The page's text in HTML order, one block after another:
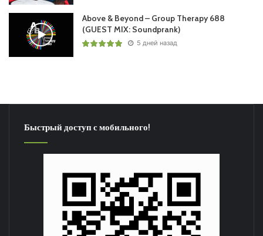
Above & Beyond – Group Therapy 688
(GUEST MIX: Soundprank)
5 дней назад
Быстрый доступ с мобильного!